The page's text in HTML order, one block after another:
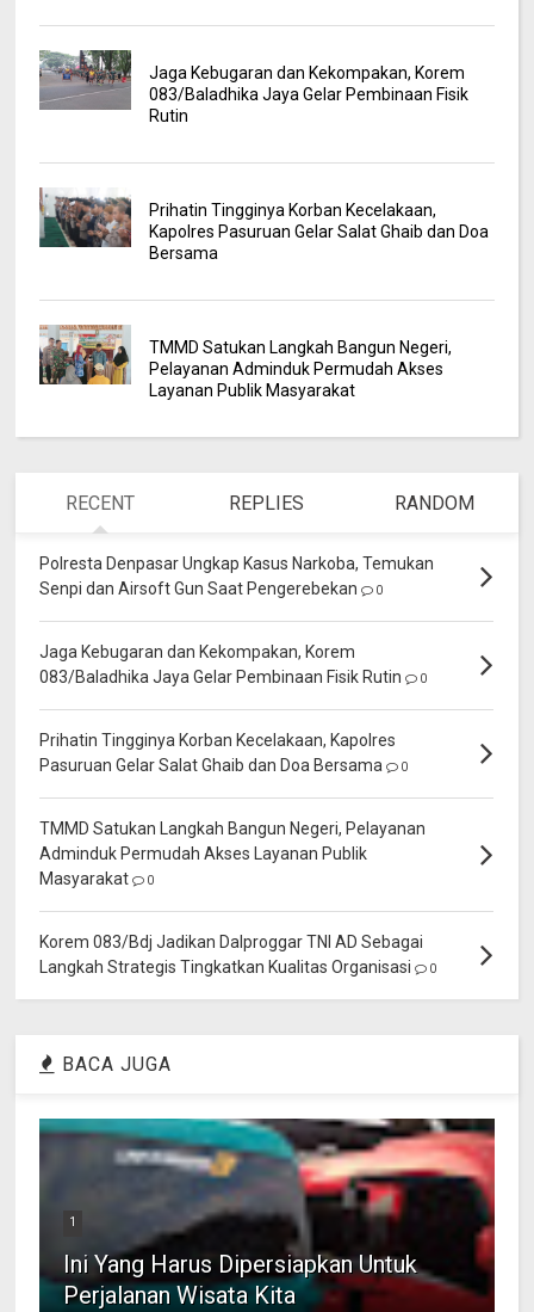
Jaga Kebugaran dan Kekompakan, Korem
083/Baladhika Jaya Gelar Pembinaan Fisik
Rutin
Prihatin Tingginya Korban Kecelakaan,
Kapolres Pasuruan Gelar Salat Ghaib dan Doa
Bersama
TMMD Satukan Langkah Bangun Negeri,
Pelayanan Adminduk Permudah Akses
Layanan Publik Masyarakat
RECENT REPLIES RANDOM
Polresta Denpasar Ungkap Kasus Narkoba, Temukan
Senpi dan Airsoft Gun Saat Pengerebekan
0
Jaga Kebugaran dan Kekompakan, Korem
083/Baladhika Jaya Gelar Pembinaan Fisik Rutin
0
Prihatin Tingginya Korban Kecelakaan, Kapolres
Pasuruan Gelar Salat Ghaib dan Doa Bersama
0
TMMD Satukan Langkah Bangun Negeri, Pelayanan
Adminduk Permudah Akses Layanan Publik
Masyarakat
0
Korem 083/Bdj Jadikan Dalproggar TNI AD Sebagai
Langkah Strategis Tingkatkan Kualitas Organisasi
0
BACA JUGA
1
Ini Yang Harus Dipersiapkan Untuk
Perjalanan Wisata Kita